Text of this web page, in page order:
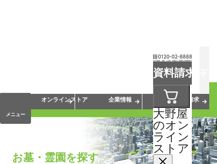
資料請求
大野屋
のオン
ライン
ストア
メニュー
会員サービス
オンラインストア
企業情報 資料請求
お墓・霊園を探す